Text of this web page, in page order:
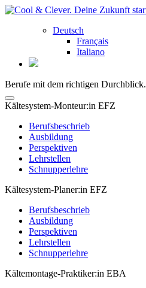
Deutsch
Français
Italiano
Berufe mit dem richtigen Durchblick.
Kältesystem-Monteur:in EFZ
Berufsbeschrieb
Ausbildung
Perspektiven
Lehrstellen
Schnupperlehre
Kältesystem-Planer:in EFZ
Berufsbeschrieb
Ausbildung
Perspektiven
Lehrstellen
Schnupperlehre
Kältemontage-Praktiker:in EBA